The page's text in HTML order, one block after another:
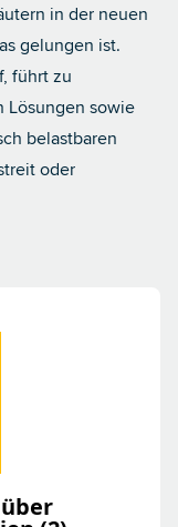
in der neuen
gelungen ist.
führt zu
Lösungen sowie
belastbaren
oder